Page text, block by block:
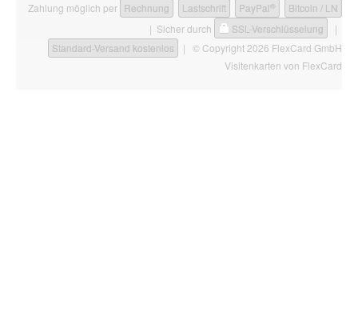
Zahlung möglich per Rechnung Lastschrift PayPal ®
Bitcoin / LN
| Sicher durch
SSL-Verschlüsselung
|
Standard-Versand kostenlos
| © Copyright 2026 FlexCard GmbH
Visitenkarten von FlexCard